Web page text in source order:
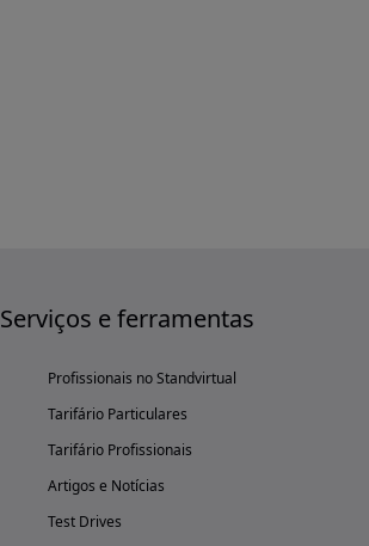
Serviços e ferramentas
Profissionais no Standvirtual
Tarifário Particulares
Tarifário Profissionais
Artigos e Notícias
Test Drives